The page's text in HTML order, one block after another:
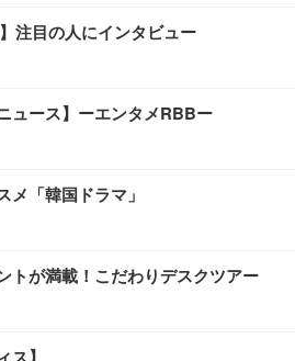
注目の人にインタビュー
ュース】ーエンタメRBBー
メ「韓国ドラマ」
トが満載！こだわりデスクツアー